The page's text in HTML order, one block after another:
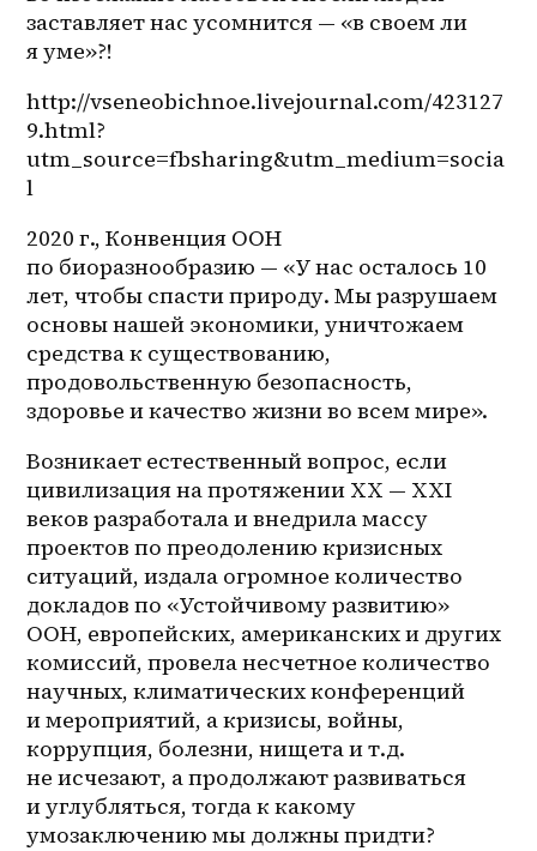
заставляет нас усомнится — «в своем ли
я уме»?!
http://vseneobichnoe.livejournal.com/423127
9.html?
utm_source=fbsharing&utm_medium=socia
l
2020 г., Конвенция ООН
по биоразнообразию — «У нас осталось 10
лет, чтобы спасти природу. Мы разрушаем
основы нашей экономики, уничтожаем
средства к существованию,
продовольственную безопасность,
здоровье и качество жизни во всем мире».
Возникает естественный вопрос, если
цивилизация на протяжении ХХ — ХХІ
веков разработала и внедрила массу
проектов по преодолению кризисных
ситуаций, издала огромное количество
докладов по «Устойчивому развитию»
ООН, европейских, американских и других
комиссий, провела несчетное количество
научных, климатических конференций
и мероприятий, а кризисы, войны,
коррупция, болезни, нищета и т.д.
не исчезают, а продолжают развиваться
и углубляться, тогда к какому
умозаключению мы должны придти?